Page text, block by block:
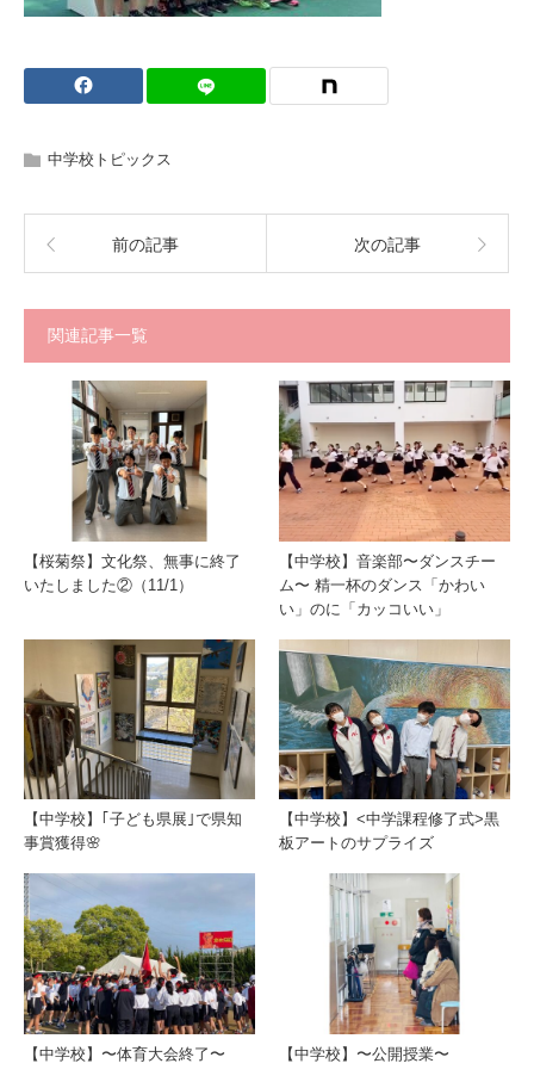
中学校トピックス
前の記事 次の記事
関連記事一覧
【桜菊祭】文化祭、無事に終了
いたしました②（11/1）
【中学校】音楽部〜ダンスチー
ム〜 精一杯のダンス「かわい
い」のに「カッコいい」
【中学校】｢子ども県展｣で県知
事賞獲得🌸
【中学校】<中学課程修了式>黒
板アートのサプライズ
【中学校】〜体育大会終了〜 【中学校】〜公開授業〜